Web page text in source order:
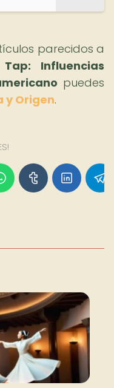
parecidos a
Influencias
puedes
y Origen.